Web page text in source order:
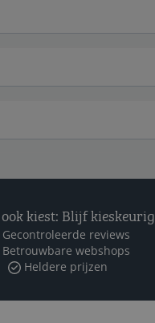
kiest: Blijf kieskeurig
reviews
webshops
Heldere prijzen